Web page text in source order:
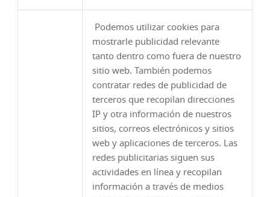
Podemos utilizar cookies para
mostrarle publicidad relevante
tanto dentro como fuera de nuestro
sitio web. También podemos
contratar redes de publicidad de
terceros que recopilan direcciones
IP y otra información de nuestros
sitios, correos electrónicos y sitios
web y aplicaciones de terceros. Las
redes publicitarias siguen sus
actividades en línea y recopilan
información a través de medios